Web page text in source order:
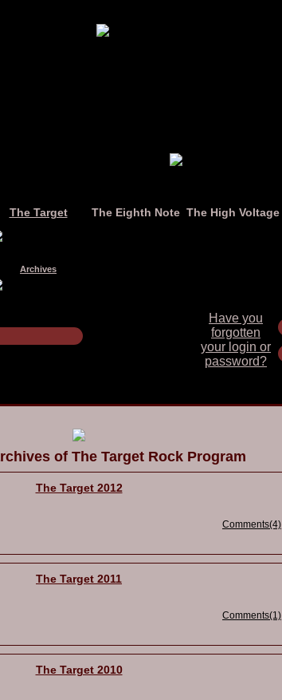
The Target The Eighth Note The High Voltage
Archives
Have you
forgotten
your login or
password?
of The Target Rock Program
The Target 2012
Comments(4)
The Target 2011
Comments(1)
The Target 2010